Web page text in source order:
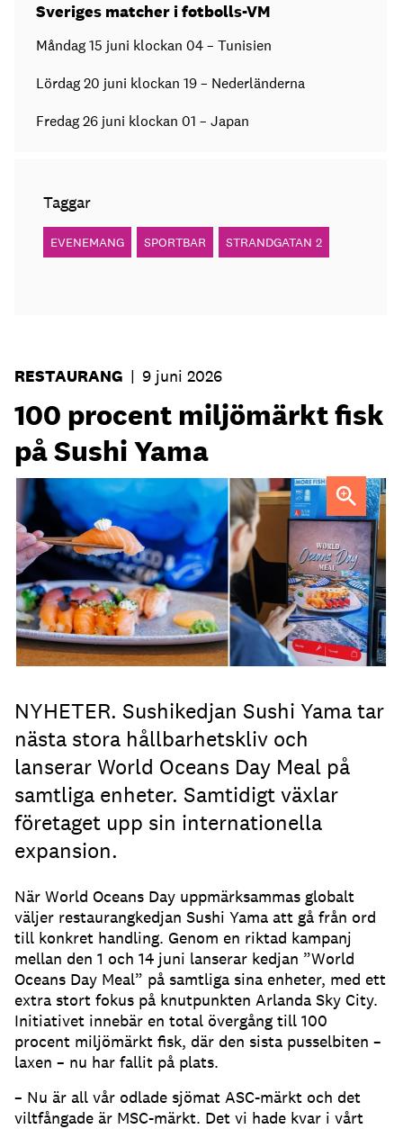
Sveriges matcher i fotbolls-VM
Måndag 15 juni klockan 04 – Tunisien
Lördag 20 juni klockan 19 – Nederländerna
Fredag 26 juni klockan 01 – Japan
Taggar
EVENEMANG SPORTBAR STRANDGATAN 2
RESTAURANG | 9 juni 2026
100 procent miljömärkt fisk
på Sushi Yama
NYHETER. Sushikedjan Sushi Yama tar
nästa stora hållbarhetskliv och
lanserar World Oceans Day Meal på
samtliga enheter. Samtidigt växlar
företaget upp sin internationella
expansion.
När World Oceans Day uppmärksammas globalt
väljer restaurangkedjan Sushi Yama att gå från ord
till konkret handling. Genom en riktad kampanj
mellan den 1 och 14 juni lanserar kedjan ”World
Oceans Day Meal” på samtliga sina enheter, med ett
extra stort fokus på knutpunkten Arlanda Sky City.
Initiativet innebär en total övergång till 100
procent miljömärkt fisk, där den sista pusselbiten –
laxen – nu har fallit på plats.
– Nu är all vår odlade sjömat ASC-märkt och det
viltfångade är MSC-märkt. Det vi hade kvar i vårt